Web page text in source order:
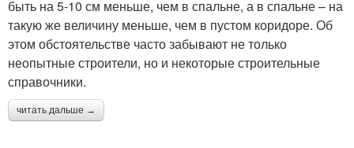
быть на 5-10 см меньше, чем в спальне, а в спальне – на
такую же величину меньше, чем в пустом коридоре. Об
этом обстоятельстве часто забывают не только
неопытные строители, но и некоторые строительные
справочники.
читать дальше →